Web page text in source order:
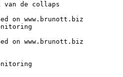
van de collaps
on www.brunott.biz
on www.brunott.biz